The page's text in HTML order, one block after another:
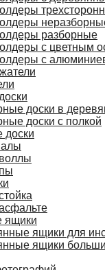
разборные
с цветным
с
доски в
доски с полкой
доски
ящики
ящики для
ящики